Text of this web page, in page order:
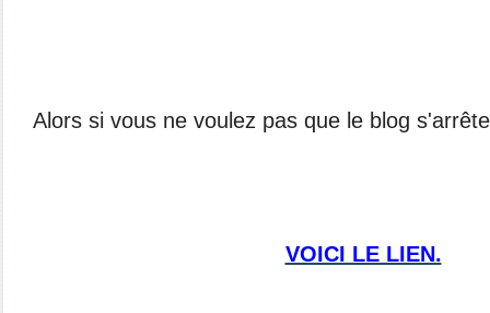
Alors si vous ne voulez pas que le blog
VOICI LE LIEN.